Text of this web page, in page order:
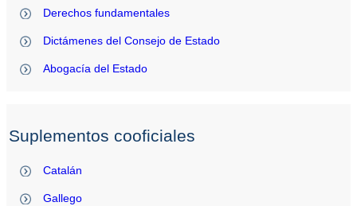
Derechos fundamentales
Dictámenes del Consejo de Estado
Abogacía del Estado
Suplementos cooficiales
Catalán
Gallego